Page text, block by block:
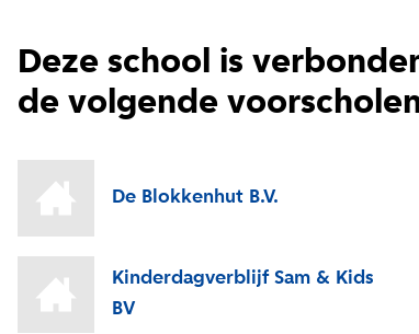
Deze school is
de volgende
De Blokkenhut B.V.
Kinderdagverblijf Sam & Kids
BV